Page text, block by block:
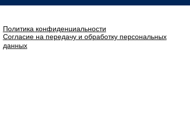
Политика конфиденциальности
Согласие на передачу и обработку персональных
данных